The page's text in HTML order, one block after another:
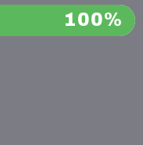
100%